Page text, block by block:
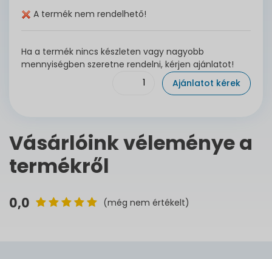
A termék nem rendelhető!
Ha a termék nincs készleten vagy nagyobb
mennyiségben szeretne rendelni, kérjen ajánlatot!
Ajánlatot kérek
Vásárlóink véleménye a
termékről
0,0 (még nem értékelt)